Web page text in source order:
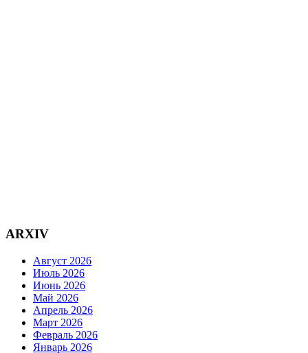
ARXIV
Август 2026
Июль 2026
Июнь 2026
Май 2026
Апрель 2026
Март 2026
Февраль 2026
Январь 2026